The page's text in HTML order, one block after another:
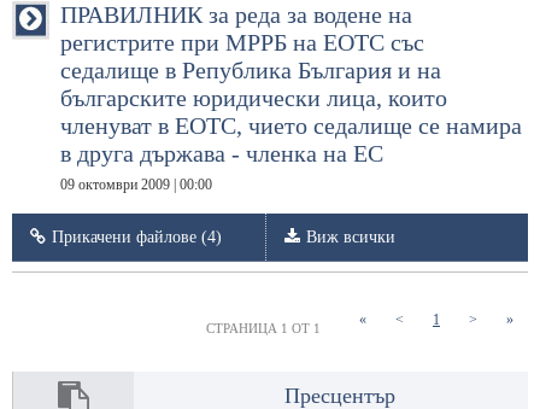
ПРАВИЛНИК за реда за водене на
регистрите при МРРБ на ЕОТС със
седалище в Република България и на
българските юридически лица, които
членуват в ЕОТС, чието седалище се намира
в друга държава - членка на ЕС
09 октомври 2009 | 00:00
Прикачени файлове (4) Виж всички
« < 1 (current)
> »
СТРАНИЦА 1 ОТ 1
Пресцентър